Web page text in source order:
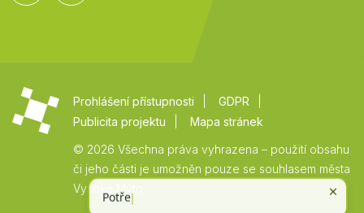
Prohlášení přístupnosti
GDPR
Publicita projektu
Mapa stránek
© 2026 Všechna práva vyhrazena – použití obsahu
či jeho části je umožněn pouze se souhlasem města
Vysoké Mýto.